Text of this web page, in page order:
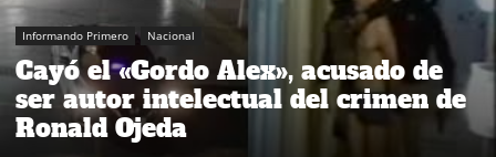
Informando Primero Nacional
Cayó el «Gordo Alex», acusado de
ser autor intelectual del crimen de
Ronald Ojeda